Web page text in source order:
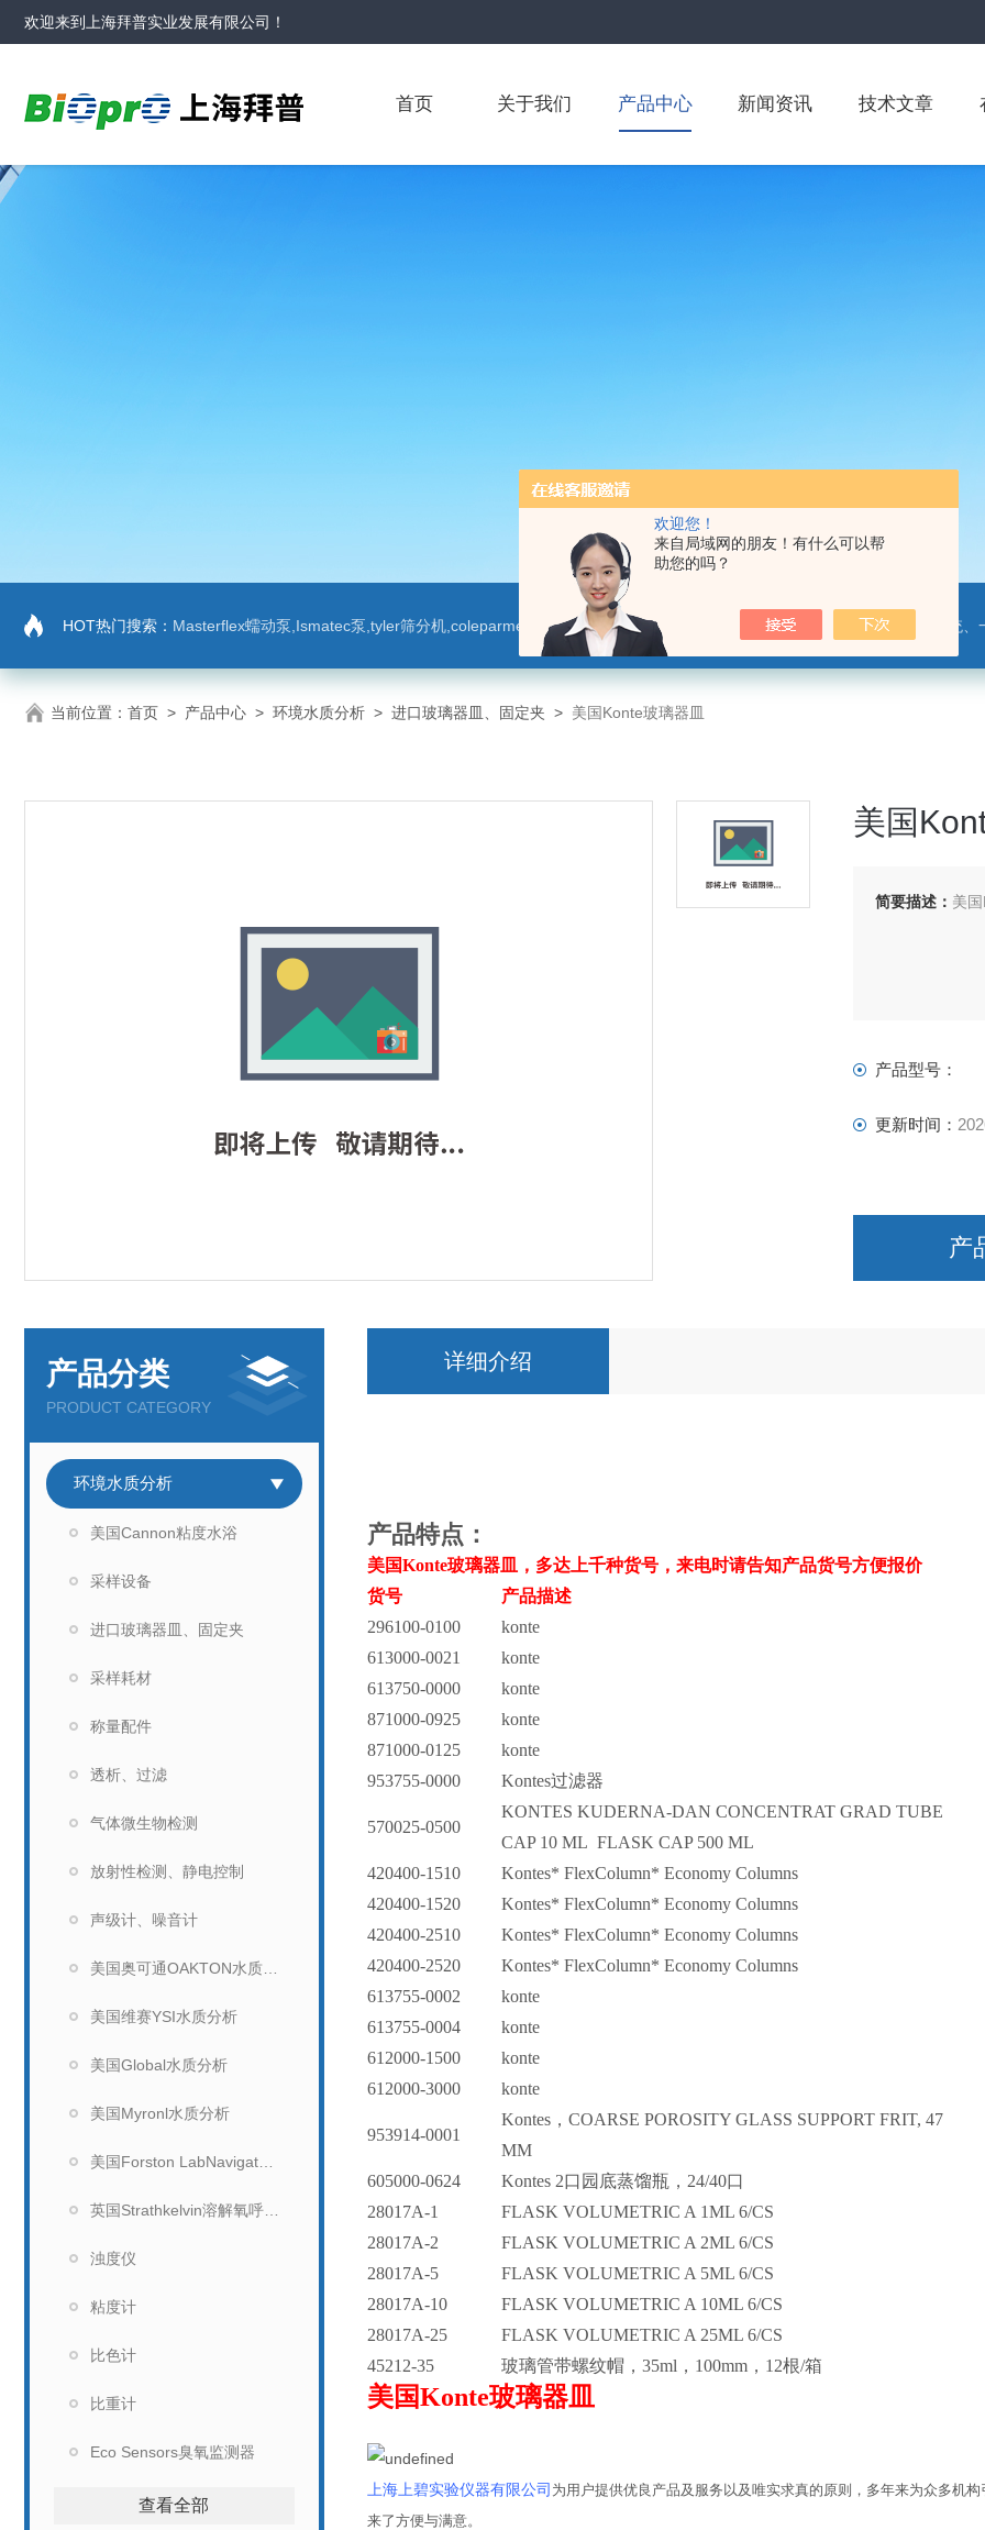
欢迎您！
来自局域网的朋友！有什么可以帮
助您的吗？
欢迎来到 上海拜普实业发展有限公司 ！
首页 关于我们 产品中心 新闻资讯 技术文章
HOT热门搜索： Masterflex蠕动泵,Ismatec泵,tyler筛分机,coleparmer,注射泵,洗瓶机,p80橡胶润滑剂PendoTECH压力监控与传送系统、一次压力传感器 ，圣
当前位置： 首页 > 产品中心 > 环境水质分析 > 进口玻璃器皿、固定夹 > 美国Konte玻璃器皿
美国
简要描述： 美
产品型号：
更新时间：
产
产品分类
PRODUCT CATEGORY
环境水质分析
美国Cannon粘度水浴
采样设备
进口玻璃器皿、固定夹
采样耗材
称量配件
透析、过滤
气体微生物检测
放射性检测、静电控制
声级计、噪音计
美国维赛YSI水质分析
美国Global水质分析
美国Myronl水质分析
浊度仪
粘度计
比色计
比重计
Eco Sensors臭氧监测器
查看全部
详细介绍
产品特点：
美国Konte玻璃器皿
，多达上千种货号，来电时请告知产品货号方便报价
货号
产品描述
296100-0100
konte
613000-0021
konte
613750-0000
konte
871000-0925
konte
871000-0125
konte
953755-0000
Kontes过滤器
570025-0500
KONTES KUDERNA-DAN CONCENTRAT GRAD TUBE
CAP 10 ML FLASK CAP 500 ML
420400-1510
Kontes* FlexColumn* Economy Columns
420400-1520
Kontes* FlexColumn* Economy Columns
420400-2510
Kontes* FlexColumn* Economy Columns
420400-2520
Kontes* FlexColumn* Economy Columns
613755-0002
konte
613755-0004
konte
612000-1500
konte
612000-3000
konte
953914-0001
Kontes ，COARSE POROSITY GLASS SUPPORT FRIT, 47
MM
605000-0624
Kontes 2口园底蒸馏瓶，24/40口
28017A-1
FLASK VOLUMETRIC A 1ML 6/CS
28017A-2
FLASK VOLUMETRIC A 2ML 6/CS
28017A-5
FLASK VOLUMETRIC A 5ML 6/CS
28017A-10
FLASK VOLUMETRIC A 10ML 6/CS
28017A-25
FLASK VOLUMETRIC A 25ML 6/CS
45212-35
玻璃管带螺纹帽，35ml，100mm，12根/箱
美国Konte玻璃器皿
上海上碧实验仪器有限公司 为用户提供优良产品及服务以及唯实求真的原则，多年来为众多机
来了方便与满意。